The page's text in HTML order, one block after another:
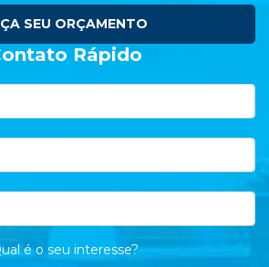
SEU ORÇAMENTO
Rápido
é o seu interesse?